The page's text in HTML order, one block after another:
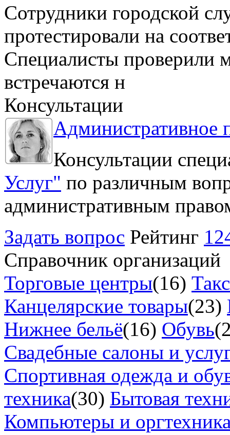
Сотрудники городской
протестировали на
Специалисты проверили
встречаются н
Консультации
Административное
Консультации
Услуг" по различным
административным
Задать вопрос Рейтинг
Справочник организаций
Торговые центры(16)
Канцелярские товары(23)
Нижнее бельё(16) Обувь
Свадебные салоны и
Спортивная одежда и
техника(30) Бытовая
Компьютеры и